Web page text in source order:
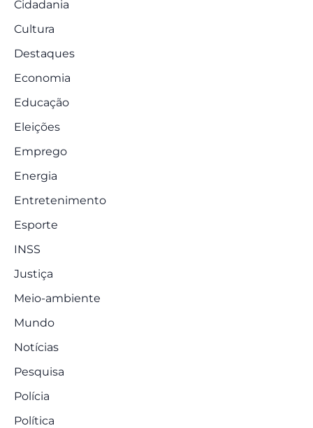
Cidadania
Cultura
Destaques
Economia
Educação
Eleições
Emprego
Energia
Entretenimento
Esporte
INSS
Justiça
Meio-ambiente
Mundo
Notícias
Pesquisa
Polícia
Política